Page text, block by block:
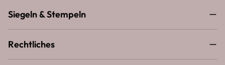
Siegeln & Stempeln
Rechtliches